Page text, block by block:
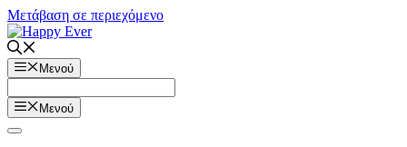
Μετάβαση σε περιεχόμενο
Μενού
Μενού